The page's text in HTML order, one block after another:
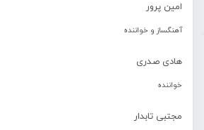
امین پرور
آهنگساز و خواننده
هادی صدری
خواننده
مجتبی تابدار